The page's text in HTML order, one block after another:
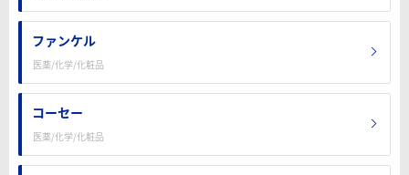
ファンケル
医薬/化学/化粧品
コーセー
医薬/化学/化粧品